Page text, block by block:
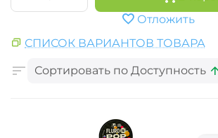
Отложить
СПИСОК ВАРИАНТОВ ТОВАРА
Сортировать по Доступность